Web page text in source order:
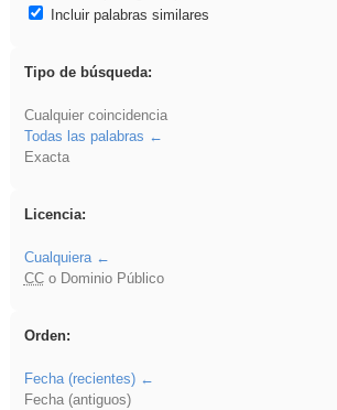
Incluir palabras similares
Tipo de búsqueda:
Cualquier coincidencia
Todas las palabras
Exacta
Licencia:
Cualquiera
CCo Dominio Público
Orden:
Fecha (recientes)
Fecha (antiguos)